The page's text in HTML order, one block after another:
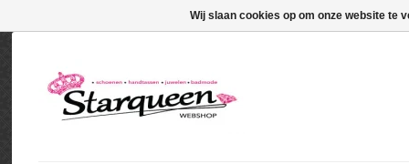
Wij slaan cookies op om onze website te